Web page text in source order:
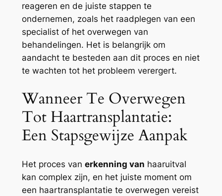
reageren en de juiste stappen te
ondernemen, zoals het raadplegen van een
specialist of het overwegen van
behandelingen. Het is belangrijk om
aandacht te besteden aan dit proces en niet
te wachten tot het probleem verergert.
Wanneer Te Overwegen
Tot Haartransplantatie:
Een Stapsgewijze Aanpak
Het proces van erkenning van haaruitval
kan complex zijn, en het juiste moment om
een haartransplantatie te overwegen vereist